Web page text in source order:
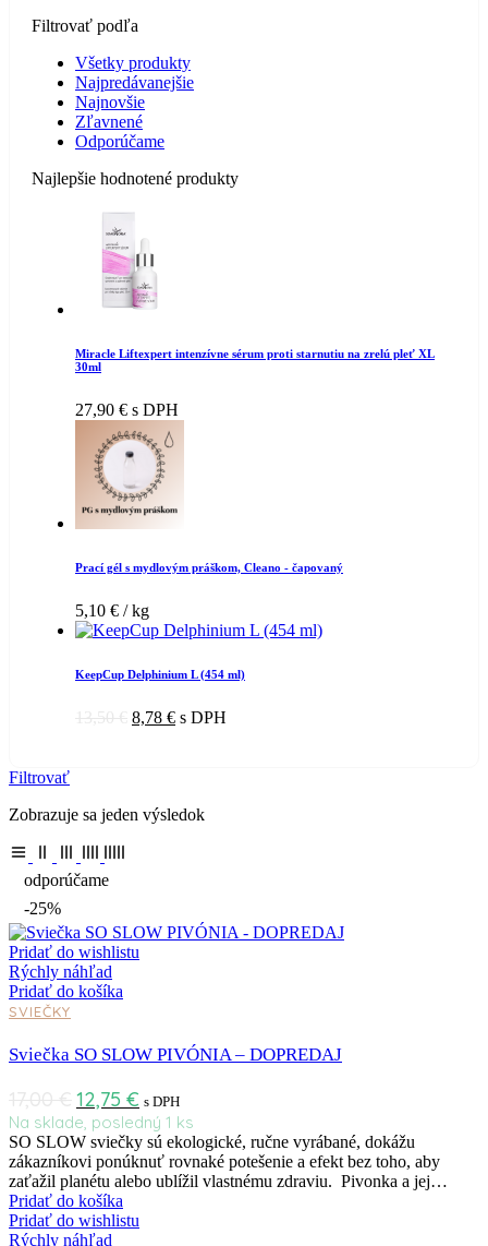
Filtrovať podľa
Všetky produkty
Najpredávanejšie
Najnovšie
Zľavnené
Odporúčame
Najlepšie hodnotené produkty
Miracle Liftexpert intenzívne sérum proti starnutiu na zrelú pleť XL
30ml
27,90 € s DPH
Prací gél s mydlovým práškom, Cleano - čapovaný
5,10 € / kg
KeepCup Delphinium L (454 ml)
8,78 € s DPH
Filtrovať
Zobrazuje sa jeden výsledok
odporúčame
-25%
Pridať do wishlistu
Rýchly náhľad
Pridať do košíka
SVIEČKY
Sviečka SO SLOW PIVÓNIA – DOPREDAJ
12,75 € s DPH
Na sklade, posledný 1 ks
SO SLOW sviečky sú ekologické, ručne vyrábané, dokážu
zákazníkovi ponúknuť rovnaké potešenie a efekt bez toho, aby
zaťažil planétu alebo ublížil vlastnému zdraviu. Pivonka a jej…
Pridať do košíka
Pridať do wishlistu
Rýchly náhľad